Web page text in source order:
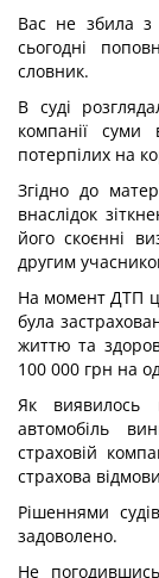
Вас не збила з
сьогодні
словник.
В суді
компанії суми
потерпілих на
Згідно до
внаслідок
його скоєнні
другим
На момент ДТП
була
життю та
100 000 грн на
Як виявилось
автомобіль
страховій
страхова
Рішеннями
задоволено.
Не